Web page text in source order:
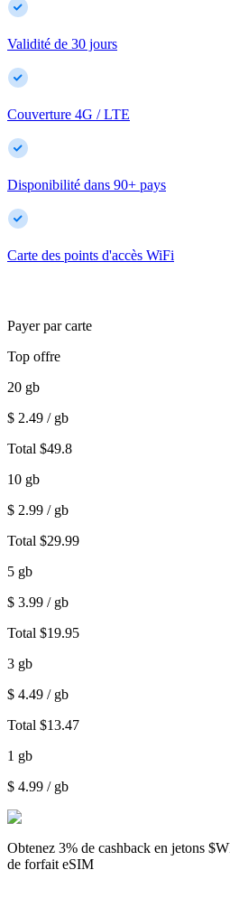
Validité de 30 jours
Couverture 4G / LTE
Disponibilité dans 90+ pays
Carte des points d'accès WiFi
Payer par carte
Top offre
20 gb
$ 2.49 / gb
Total $49.8
10 gb
$ 2.99 / gb
Total $29.99
5 gb
$ 3.99 / gb
Total $19.95
3 gb
$ 4.49 / gb
Total $13.47
1 gb
$ 4.99 / gb
Obtenez 3% de cashback en jetons
de forfait eSIM